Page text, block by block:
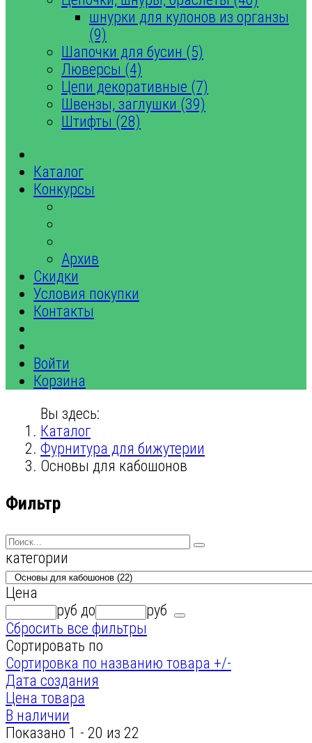
шнурки для кулонов из органзы
(9)
Шапочки для бусин (5)
Люверсы (4)
Цепи декоративные (7)
Швензы, заглушки (39)
Штифты (28)
Каталог
Конкурсы
Архив
Скидки
Условия покупки
Контакты
Войти
Корзина
Вы здесь:
Каталог
Фурнитура для бижутерии
Основы для кабошонов
Фильтр
категории
Цена
руб до
руб
Сбросить все фильтры
Сортировать по
Сортировка по названию товара +/-
Дата создания
Цена товара
В наличии
Показано 1 - 20 из 22